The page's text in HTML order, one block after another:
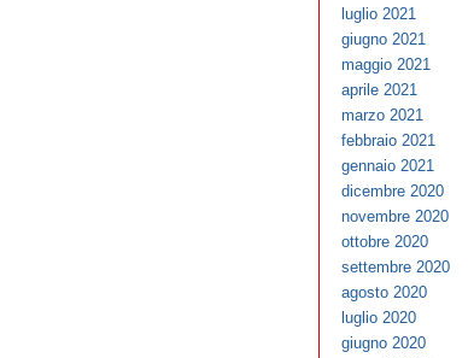
luglio 2021
giugno 2021
maggio 2021
aprile 2021
marzo 2021
febbraio 2021
gennaio 2021
dicembre 2020
novembre 2020
ottobre 2020
settembre 2020
agosto 2020
luglio 2020
giugno 2020